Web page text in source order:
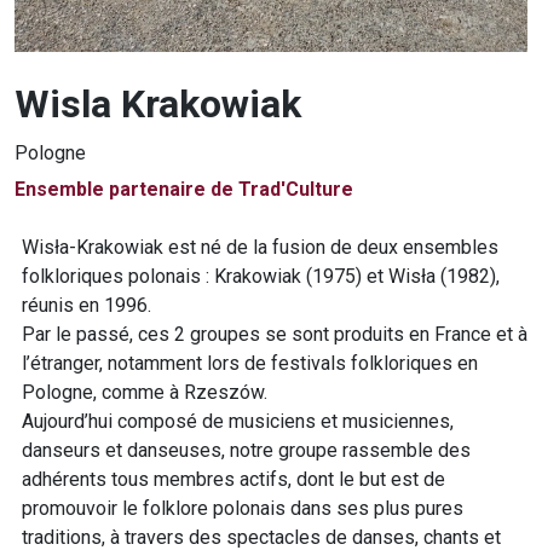
Wisla Krakowiak
Pologne
Ensemble partenaire de Trad'Culture
Présentation du groupe
Wisła-Krakowiak est né de la fusion de deux ensembles
folkloriques polonais : Krakowiak (1975) et Wisła (1982),
réunis en 1996.
Par le passé, ces 2 groupes se sont produits en France et à
l’étranger, notamment lors de festivals folkloriques en
Pologne, comme à Rzeszów.
Aujourd’hui composé de musiciens et musiciennes,
danseurs et danseuses, notre groupe rassemble des
adhérents tous membres actifs, dont le but est de
promouvoir le folklore polonais dans ses plus pures
traditions, à travers des spectacles de danses, chants et